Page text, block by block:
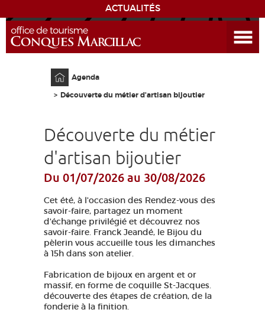
ACTUALITÉS
ENVIEDE...
DÉCOUVRIR LA DESTINATION
SÉJOURNER
AGENDA
MA SÉLECTION
Agenda
Découverte du métier d'artisan bijoutier
Découverte du métier
d'artisan bijoutier
Du 01/07/2026au 30/08/2026
Cet été, à l'occasion des Rendez-vous des
savoir-faire, partagez un moment
d'échange privilégié et découvrez nos
savoir-faire. Franck Jeandé, le Bijou du
pèlerin vous accueille tous les dimanches
à 15h dans son atelier.
Fabrication de bijoux en argent et or
massif, en forme de coquille St-Jacques.
découverte des étapes de création, de la
fonderie à la finition.